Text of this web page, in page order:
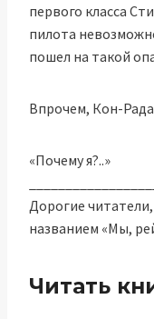
первого класса
пилота
пошел на такой
Впрочем, Кон-Рада
«Почему я?..»
Дорогие
названием «Мы,
Читать